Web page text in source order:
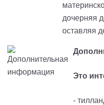
дочерняя
оставляя
Это
-